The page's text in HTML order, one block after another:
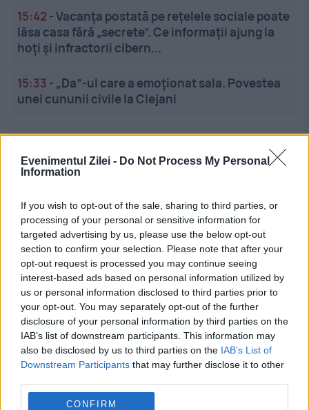
Evenimentul Zilei - Do Not Process My Personal
Information
If you wish to opt-out of the sale, sharing to third parties, or
processing of your personal or sensitive information for
targeted advertising by us, please use the below opt-out
section to confirm your selection. Please note that after your
opt-out request is processed you may continue seeing
interest-based ads based on personal information utilized by
us or personal information disclosed to third parties prior to
your opt-out. You may separately opt-out of the further
disclosure of your personal information by third parties on the
IAB’s list of downstream participants. This information may
also be disclosed by us to third parties on the IAB’s List of
Downstream Participants that may further disclose it to other
CONFIRM
15:42 -Vacanța postată pe rețelele sociale poate
lăsa casa fără „secrete”. Ce informații ajung la
hoți și infractorii cibern...
15:33 - „Da”-ul care a emoționat sala. Povestea
unei cununii civile la Clejani
Cel mai bun portal de stiri!
Evenimentul Zilei este o publicație multimedia, dedicată
celor care apreciază știrile corecte, obiective și
relevante din toate domeniile de activitate
Linkuri utile
Utile